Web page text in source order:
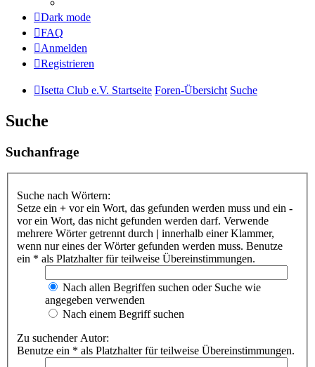
Dark mode
FAQ
Anmelden
Registrieren
Isetta Club e.V. Startseite Foren-Übersicht Suche
Suche
Suchanfrage
Suche nach Wörtern:
Setze ein + vor ein Wort, das gefunden werden muss und ein -
vor ein Wort, das nicht gefunden werden darf. Verwende
mehrere Wörter getrennt durch | innerhalb einer Klammer,
wenn nur eines der Wörter gefunden werden muss. Benutze
ein * als Platzhalter für teilweise Übereinstimmungen.
Nach allen Begriffen suchen oder Suche wie
angegeben verwenden
Nach einem Begriff suchen
Zu suchender Autor:
Benutze ein * als Platzhalter für teilweise Übereinstimmungen.